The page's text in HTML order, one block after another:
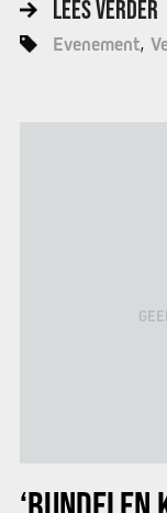
LEES VERDER
Evenement